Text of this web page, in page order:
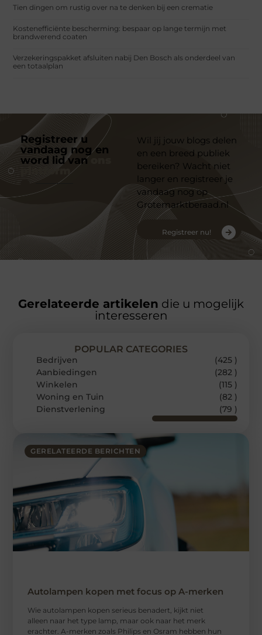
Tien dingen om rustig over na te denken bij een crematie
Kostenefficiënte bescherming: bespaar op lange termijn met
brandwerend coaten
Verzekeringspakket afsluiten nabij Den Bosch als onderdeel van
een totaalplan
Registreer u
vandaag nog en
word lid van
platform
Wil jij jouw blogs delen
en een breed publiek
bereiken? Wacht niet
langer en registreer je
vandaag nog op
Grotemarktberaad.nl
Registreer nu!
Gerelateerde artikelen die u mogelijk
interesseren
GERELATEERDE BERICHTEN
Autolampen kopen met focus op A-merken
Wie autolampen kopen serieus benadert, kijkt niet
alleen naar het type lamp, maar ook naar het merk
erachter. A-merken zoals Philips en Osram hebben hun
POPULAR CATEGORIES
Bedrijven
(425 )
Aanbiedingen
(282 )
Winkelen
(115 )
Woning en Tuin
(82 )
Dienstverlening
(79 )